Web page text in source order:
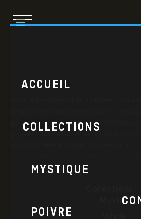
ACCUEIL
COLLECTIONS
MYSTIQUE
POIVRE
envoyer nos newsletters et autres
pour des produits et services analogues
pouvez vous désabonner à tout
Mystic